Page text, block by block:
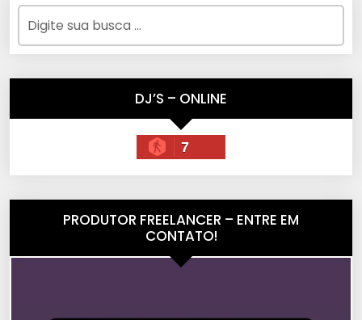
DJ’S – ONLINE
7
PRODUTOR FREELANCER – ENTRE EM
CONTATO!